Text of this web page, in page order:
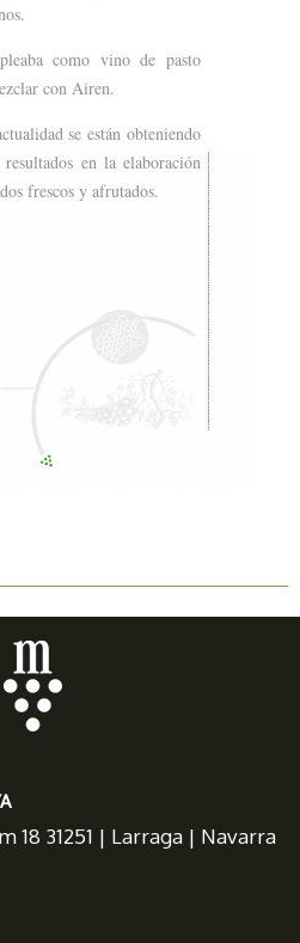
como vino de pasto
con Airen.
se están obteniendo
resultados en la elaboración
frescos y afrutados.
18 31251 | Larraga | Navarra